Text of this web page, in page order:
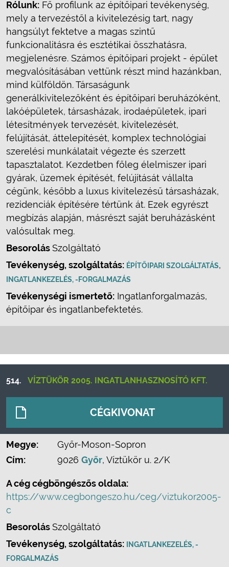
Rólunk: Fő profilunk az építőipari tevékenység,
mely a tervezéstől a kivitelezésig tart, nagy
hangsúlyt fektetve a magas szintű
funkcionalitásra és esztétikai összhatásra,
megjelenésre. Számos építőipari projekt - épület
megvalósításában vettünk részt mind hazánkban,
mind külföldön. Társaságunk
generálkivitelezőként és építőipari beruházóként,
lakóépületek, társasházak, irodaépületek, ipari
létesítmények tervezését, kivitelezését,
felújítását, áttelepítését, komplex technológiai
szerelési munkálatait végezte és szerzett
tapasztalatot. Kezdetben főleg élelmiszer ipari
gyárak, üzemek építését, felújítását vállalta
cégünk, később a luxus kivitelezésű társasházak,
rezidenciák építésére tértünk át. Ezek egyrészt
megbízás alapján, másrészt saját beruházásként
valósultak meg.
BesorolásSzolgáltató
Tevékenység, szolgáltatás: ÉPÍTŐIPARI SZOLGÁLTATÁS,
INGATLANKEZELÉS, -FORGALMAZÁS
Tevékenységi ismertető: Ingatlanforgalmazás,
építőipar és ingatlanbefektetés.
514. VÍZTÜKÖR 2005. INGATLANHASZNOSÍTÓ KFT.
CÉGKIVONAT
Megye:
Győr-Moson-Sopron
Cím:
9026 Győr, Víztükör u. 2/K
A cég cégböngészős oldala:
https://www.cegbongeszo.hu/ceg/viztukor2005-
c
BesorolásSzolgáltató
Tevékenység, szolgáltatás:
INGATLANKEZELÉS, -
FORGALMAZÁS